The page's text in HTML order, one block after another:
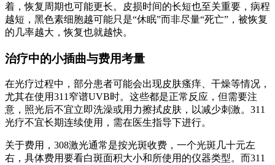
着，恢复周期也可能更长。皮损时间的长短也至关重要，病程
越短，黑色素细胞越可能只是“休眠”而非尽量“死亡”，被恢复
的几率越大，恢复也就越快。
治疗中的小插曲与费用考量
在光疗过程中，部分患者可能会出现皮肤瘙痒、干燥等情况，
尤其在使用311窄谱UVB时。这些都是正常反应，但需要注
意，照光后不宜立即洗澡或用力擦拭皮肤，以减少刺激。311
光疗不宜长期连续使用，需在医生指导下进行。
关于费用，308激光通常是按光斑收费，一个光斑几十元左
右，具体费用要看白斑面积大小和所使用的仪器类型。而311